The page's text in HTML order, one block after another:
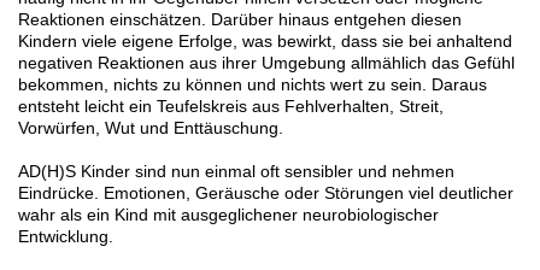
Reaktionen einschätzen. Darüber hinaus entgehen diesen
Kindern viele eigene Erfolge, was bewirkt, dass sie bei anhaltend
negativen Reaktionen aus ihrer Umgebung allmählich das Gefühl
bekommen, nichts zu können und nichts wert zu sein. Daraus
entsteht leicht ein Teufelskreis aus Fehlverhalten, Streit,
Vorwürfen, Wut und Enttäuschung.
AD(H)S Kinder sind nun einmal oft sensibler und nehmen
Eindrücke. Emotionen, Geräusche oder Störungen viel deutlicher
wahr als ein Kind mit ausgeglichener neurobiologischer
Entwicklung.